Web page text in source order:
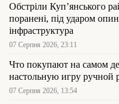
Обстріли Куп’янського
поранені, під ударом
інфраструктура
07 Серпня 2026, 23:11
Что покупают на самом
настольную игру ручной
07 Серпня 2026, 13:54